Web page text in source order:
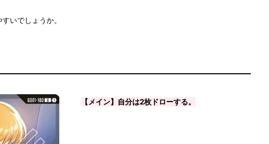
いでしょうか。
【メイン】自分は2枚ドローする。